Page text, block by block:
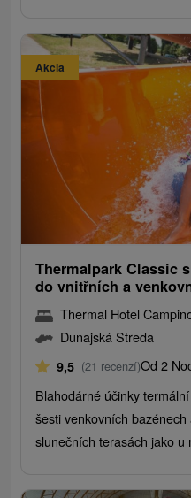
Akcia
Thermalpark Classic
do vnitřních a
Thermal Hotel
Dunajská Streda
9,5 (21 recenzí)Od 2
Blahodárné účinky
šesti venkovních
slunečních terasách jako u